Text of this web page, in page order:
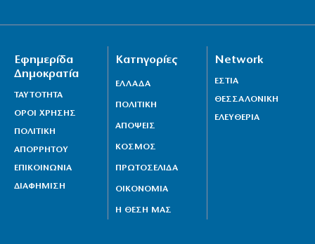
Εφημερίδα
Δημοκρατία
ΤΑΥΤΟΤΗΤΑ
ΟΡΟΙ ΧΡΗΣΗΣ
ΠΟΛΙΤΙΚΗ
ΑΠΟΡΡΗΤΟΥ
ΕΠΙΚΟΙΝΩΝΙΑ
ΔΙΑΦΗΜΙΣΗ
Κατηγορίες
ΕΛΛΑΔΑ
ΠΟΛΙΤΙΚΗ
ΑΠΟΨΕΙΣ
ΚΟΣΜΟΣ
ΠΡΩΤΟΣΕΛΙΔΑ
ΟΙΚΟΝΟΜΙΑ
Η ΘΕΣΗ ΜΑΣ
Network
ΕΣΤΙΑ
ΘΕΣΣΑΛΟΝΙΚΗ
ΕΛΕΥΘΕΡΙΑ